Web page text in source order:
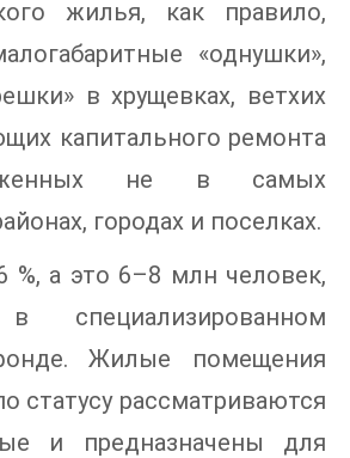
жилья, как правило,
«однушки»,
в хрущевках, ветхих
капитального ремонта
не в самых
городах и поселках.
%, а это 6–8 млн человек,
специализированном
Жилые помещения
статусу рассматриваются
и предназначены для